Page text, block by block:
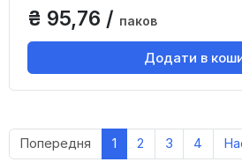
₴ 95,76 / паков
Додати в
Попередня 1 2 3 4